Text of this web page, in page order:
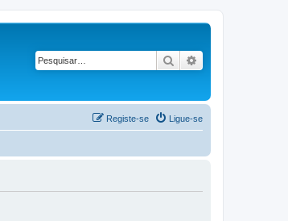
Pesquisar
Ligue-se
Registe-se